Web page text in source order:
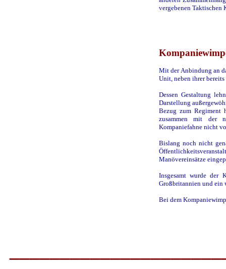
vergebenen
Mit der Anbindung an
Unit, neben ihrer
Dessen Gestaltung
Darstellung
Bezug zum Regiment
zusammen mit der
Kompaniefahne nicht
Bislang noch nicht
Manövereinsätze
Insgesamt wurde der
Großbritannien und ein
Bei dem